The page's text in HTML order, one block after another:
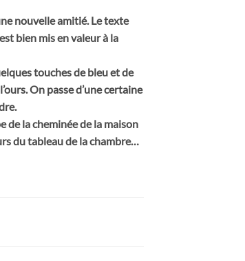
nouvelle amitié. Le texte
bien mis en valeur à la
touches de bleu et de
On passe d’une certaine
de la cheminée de la maison
du tableau de la chambre…